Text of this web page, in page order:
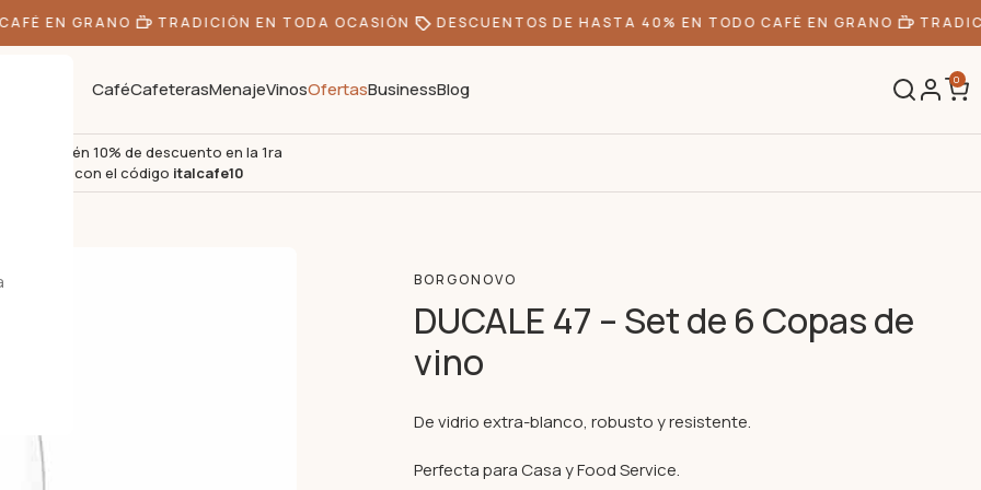
EN GRANO TRADICIÓN EN TODA OCASIÓN DESCUENTOS DE HASTA 40% EN TODO CAFÉ EN GRANO
CaféCafeterasMenajeVinosOfertasBusinessBlog 0
Obtén 10% de descuento en la 1ra
compra con el código italcafe10
BORGONOVO
DUCALE 47 – Set de 6 Copas de
vino
De vidrio extra-blanco, robusto y resistente.
Perfecta para Casa y Food Service.